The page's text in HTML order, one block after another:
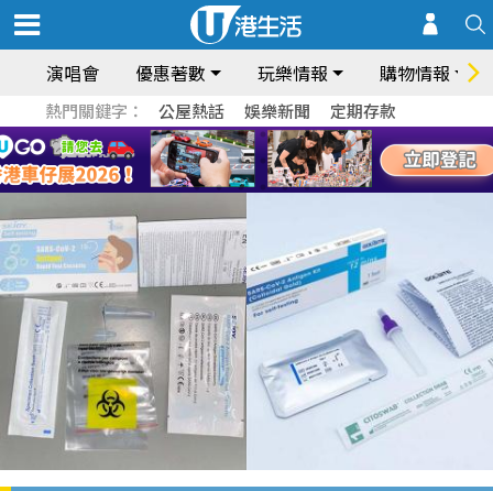
演唱會 優惠著數 玩樂情報 購物情報
熱門關鍵字： 公屋熱話 娛樂新聞 定期存款